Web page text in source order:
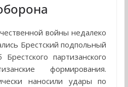
войны недалеко
Брестский подпольный
партизанского
формирования.
наносили удары по